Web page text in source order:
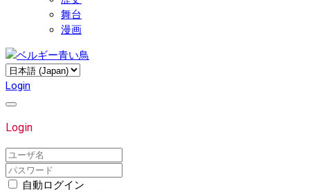
舞台
漫画
Login
Login
自動ログイン